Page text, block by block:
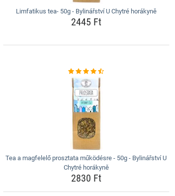
Limfatikus tea- 50g - Bylinářství U Chytré horákyně
2445 Ft
Tea a magfelelő prosztata működésre - 50g - Bylinářství U
Chytré horákyně
2830 Ft